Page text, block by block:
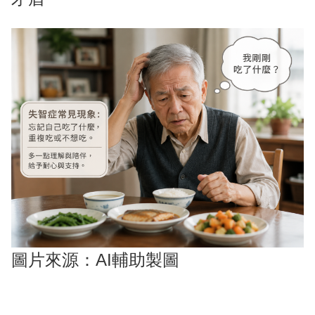
圖片來源：AI輔助製圖